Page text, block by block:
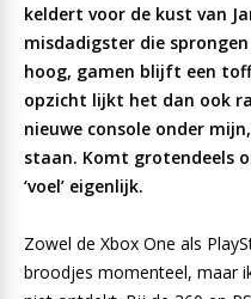
keldert voor de kust van
misdadigster die
hoog, gamen blijft een
opzicht lijkt het dan ook
nieuwe console onder
staan. Komt grotendeels
‘voel’ eigenlijk.
Zowel de Xbox One als
broodjes momenteel, maar